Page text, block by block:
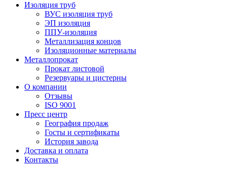
Изоляция труб
ВУС изоляция труб
ЭП изоляция
ППУ-изоляция
Металлизация концов
Изоляционные материалы
Металлопрокат
Прокат листовой
Резервуары и цистерны
О компании
Отзывы
ISO 9001
Пресс центр
География продаж
Госты и сертификаты
История завода
Доставка и оплата
Контакты